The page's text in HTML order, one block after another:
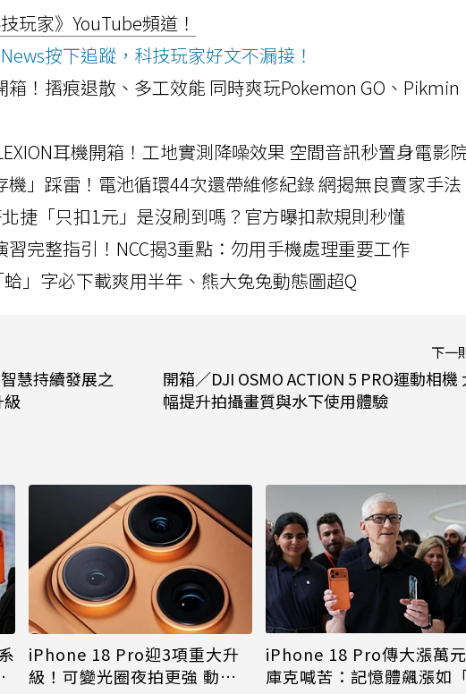
玩家》YouTube頻道！
按下追蹤，科技玩家好文不漏接！
箱！摺痕退散、多工效能 同時爽玩Pokemon GO、Pikmin
耳機開箱！工地實測降噪效果 空間音訊秒置身電影
」踩雷！電池循環44次還帶維修紀錄 網揭無良賣家手法
捷「只扣1元」是沒刷到嗎？官方曝扣款規則秒懂
完整指引！NCC揭3重點：勿用手機處理重要工作
」字必下載爽用半年、熊大兔兔動態圖超Q
慧持續發展之
下一
開箱／DJI OSMO ACTION 5 PRO運動相機
幅提升拍攝畫質與水下使用體驗
iPhone 18 Pro迎3項重大升
級！可變光圈夜拍更強 動態
iPhone 18 Pro傳大漲萬
庫克喊苦：記憶體飆漲如